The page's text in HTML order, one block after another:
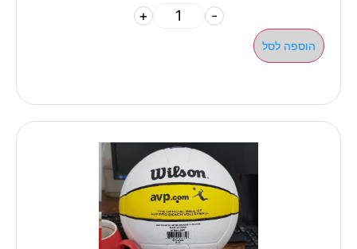
-
+
הוספה לסל